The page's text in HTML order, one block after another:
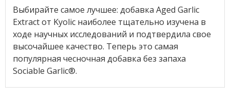
Выбирайте самое лучшее: добавка Aged Garlic
Extract от Kyolic наиболее тщательно изучена в
ходе научных исследований и подтвердила свое
высочайшее качество. Теперь это самая
популярная чесночная добавка без запаха
Sociable Garlic®.